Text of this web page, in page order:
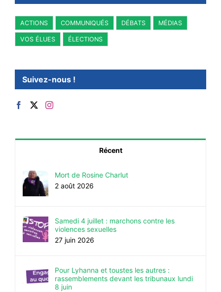
ACTIONS COMMUNIQUÉS DÉBATS MÉDIAS
VOS ÉLUES ÉLECTIONS
Suivez-nous !
Récent
Mort de Rosine Charlut
2 août 2026
Samedi 4 juillet : marchons contre les
violences sexuelles
27 juin 2026
Pour Lyhanna et toustes les autres :
rassemblements devant les tribunaux lundi
8 juin